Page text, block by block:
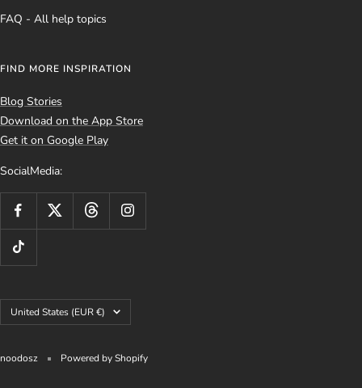
FAQ - All help topics
FIND MORE INSPIRATION
Blog Stories
Download on the App Store
Get it on Google Play
SocialMedia:
Country/region
United States (EUR €)
noodosz Powered by Shopify